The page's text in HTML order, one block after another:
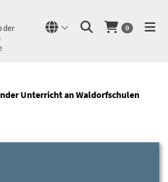
0
Unterricht an Waldorfschulen